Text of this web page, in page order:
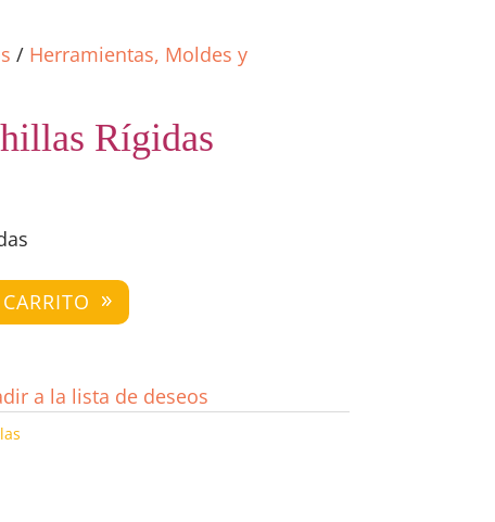
/ Herramientas, Moldes y
Rígidas
a la lista de deseos